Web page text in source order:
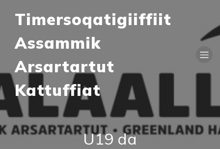
Timersoqatigiiffiit
Assammik
Arsartartut
Kattuffiat
U19 da